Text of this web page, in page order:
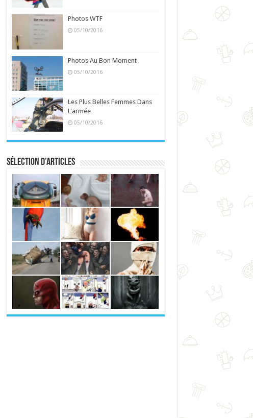
Photos WTF
05/10/2016
Photos Au Bon Moment
05/10/2016
Les Plus Belles Femmes Dans
L'armée
05/10/2016
Sélection d’articles